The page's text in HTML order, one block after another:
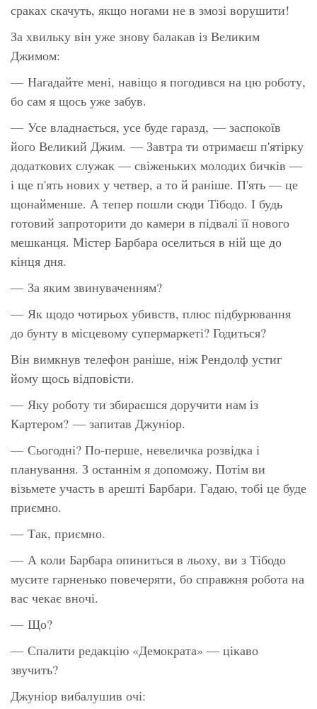
сраках скачуть, якщо ногами не в змозі ворушити!
За хвильку він уже знову балакав із Великим
Джимом:
— Нагадайте мені, навіщо я погодився на цю роботу,
бо сам я щось уже забув.
— Усе владнається, усе буде гаразд, — заспокоїв
його Великий Джим. — Завтра ти отримаєш п'ятірку
додаткових служак — свіженьких молодих бичків —
і ще п'ять нових у четвер, а то й раніше. П'ять — це
щонайменше. А тепер пошли сюди Тібодо. І будь
готовий запроторити до камери в підвалі її нового
мешканця. Містер Барбара оселиться в ній ще до
кінця дня.
— За яким звинуваченням?
— Як щодо чотирьох убивств, плюс підбурювання
до бунту в місцевому супермаркеті? Годиться?
Він вимкнув телефон раніше, ніж Рендолф устиг
йому щось відповісти.
— Яку роботу ти збираєшся доручити нам із
Картером? — запитав Джуніор.
— Сьогодні? По-перше, невеличка розвідка і
планування. З останнім я допоможу. Потім ви
візьмете участь в арешті Барбари. Гадаю, тобі це буде
приємно.
— Так, приємно.
— А коли Барбара опиниться в льоху, ви з Тібодо
мусите гарненько повечеряти, бо справжня робота на
вас чекає вночі.
— Що?
— Спалити редакцію «Демократа» — цікаво
звучить?
Джуніор вибалушив очі: